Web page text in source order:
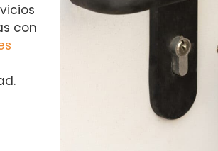
con